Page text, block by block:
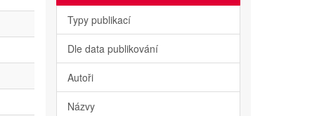
Typy publikací
Dle data publikování
Autoři
Názvy